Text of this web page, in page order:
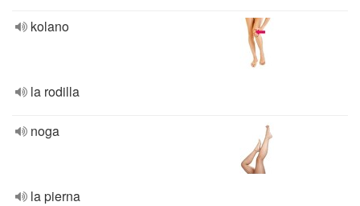
kolano
la rodilla
noga
la pierna